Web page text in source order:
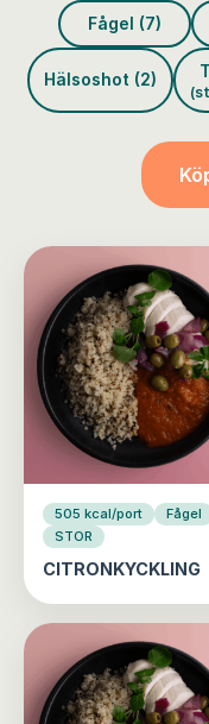
Fågel (7)
Hälsoshot (2)
505 kcal/port
Fågel
STOR
CITRONKYCKLING